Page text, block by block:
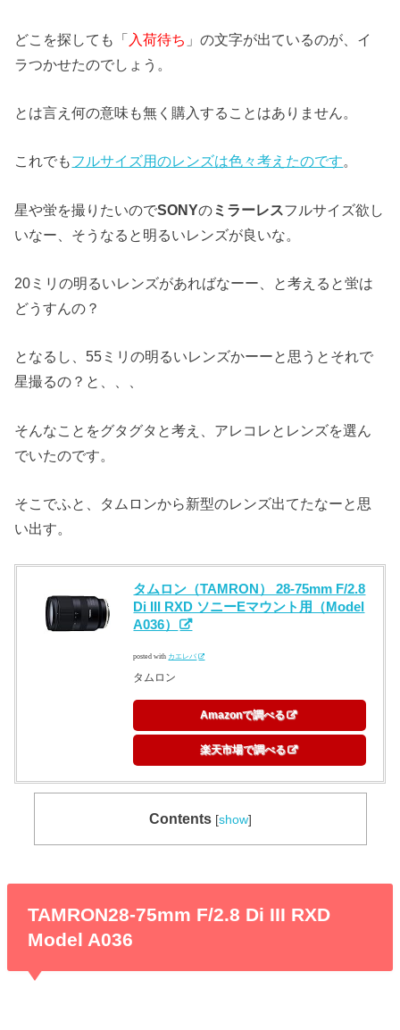
どこを探しても「 入荷待ち 」の文字が出ているのが、イ
ラつかせたのでしょう。
とは言え何の意味も無く購入することはありません。
これでもフルサイズ用のレンズは色々考えたのです。
星や蛍を撮りたいのでSONYの ミラーレスフルサイズ欲し
いなー、そうなると明るいレンズが良いな。
20ミリの明るいレンズがあればなーー、と考えると蛍は
どうすんの？
となるし、55ミリの明るいレンズかーーと思うとそれで
星撮るの？と、、、
そんなことをグタグタと考え、アレコレとレンズを選ん
でいたのです。
そこでふと、タムロンから新型のレンズ出てたなーと思
い出す。
タムロン（TAMRON） 28-75mm F/2.8
Di III RXD ソニーEマウント用（Model
A036）
posted with カエレバ
タムロン
Amazonで調べる
楽天市場で調べる
Contents [show]
TAMRON28-75mm F/2.8 Di III RXD
Model A036